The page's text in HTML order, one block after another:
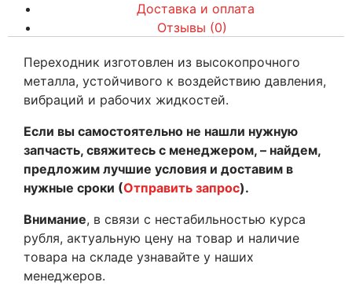
Доставка и оплата
Отзывы (0)
Переходник изготовлен из высокопрочного
металла, устойчивого к воздействию давления,
вибраций и рабочих жидкостей.
Если вы самостоятельно не нашли нужную
запчасть, свяжитесь с менеджером, – найдем,
предложим лучшие условия и доставим в
нужные сроки (Отправить запрос).
Внимание, в связи с нестабильностью курса
рубля, актуальную цену на товар и наличие
товара на складе узнавайте у наших
менеджеров.